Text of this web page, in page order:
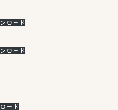
ロード
ロード
ード